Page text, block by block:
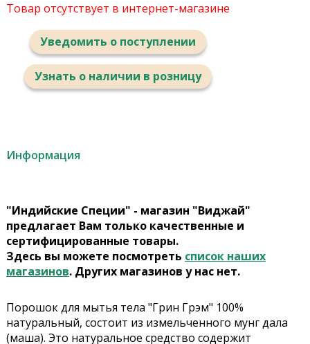
Товар отсутствует в интернет-магазине
Уведомить о поступлении
Узнать о наличии в розницу
Информация
"Индийские Специи" - магазин "Виджай"
предлагает Вам только качественные и
сертифицированные товары.
Здесь вы можете посмотреть список наших
магазинов. Других магазинов у нас нет.
Порошок для мытья тела "Грин Грэм" 100%
натуральный, состоит из измельченного мунг дала
(маша). Это натуральное средство содержит